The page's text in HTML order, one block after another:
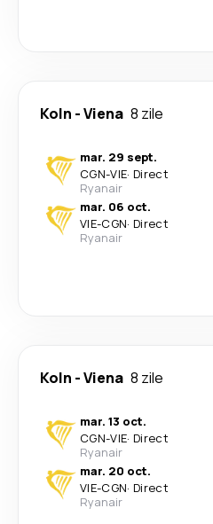
Koln -Viena 8 zile
mar. 29 sept.
CGN-VIE· Direct
Ryanair
mar. 06 oct.
VIE-CGN· Direct
Ryanair
Koln -Viena 8 zile
mar. 13 oct.
CGN-VIE· Direct
Ryanair
mar. 20 oct.
VIE-CGN· Direct
Ryanair